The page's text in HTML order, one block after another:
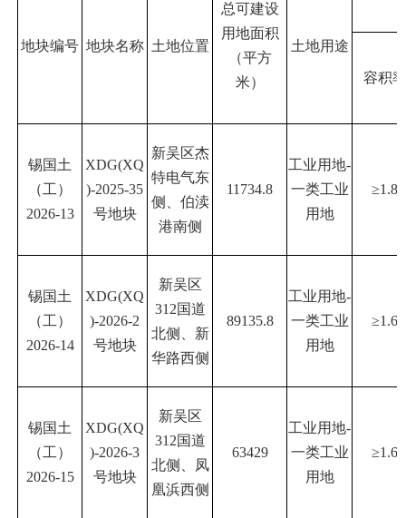
地块编号 地块名称 土地位置
总可建设
用地面积
（平方
米）
土地用途
容积率
锡国土
（工）
2026-13
XDG(XQ
)-2025-35
号地块
新吴区杰
特电气东
侧、伯渎
港南侧
11734.8
工业用地-
一类工业
用地
≥1.8
锡国土
（工）
2026-14
XDG(XQ
)-2026-2
号地块
新吴区
312国道
北侧、新
华路西侧
89135.8
工业用地-
一类工业
用地
≥1.6
锡国土
（工）
2026-15
XDG(XQ
)-2026-3
号地块
新吴区
312国道
北侧、凤
凰浜西侧
63429
工业用地-
一类工业
用地
≥1.6